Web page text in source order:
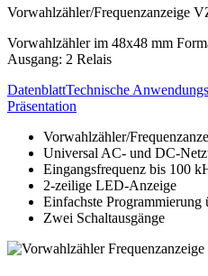
Vorwahlzähler/Frequenzanzeige
Vorwahlzähler im 48x48 mm
Ausgang: 2 Relais
DatenblattTechnische
Präsentation
Vorwahlzähler/
Universal AC- und DC-
Eingangsfrequenz bis 100
2-zeilige LED-Anzeige
Einfachste Programmierung
Zwei Schaltausgänge